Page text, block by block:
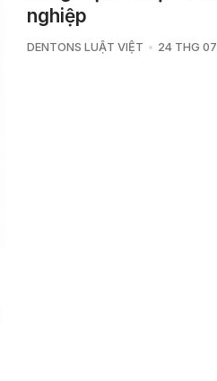
nghiệp
DENTONS LUẬT VIỆT 24 THG